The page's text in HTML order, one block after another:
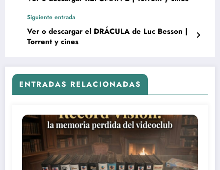
Siguiente entrada
Ver o descargar el DRÁCULA de Luc Besson |
Torrent y cines
ENTRADAS RELACIONADAS